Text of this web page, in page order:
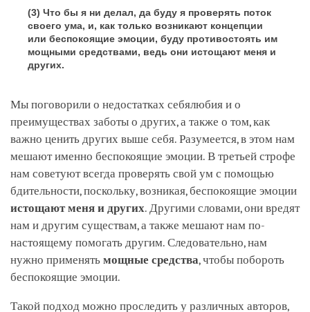
(3) Что бы я ни делал, да буду я проверять поток
своего ума, и, как только возникают концепции
или беспокоящие эмоции, буду противостоять им
мощными средствами, ведь они истощают меня и
других.
Мы поговорили о недостатках себялюбия и о
преимуществах заботы о других, а также о том, как
важно ценить других выше себя. Разумеется, в этом нам
мешают именно беспокоящие эмоции. В третьей строфе
нам советуют всегда проверять свой ум с помощью
бдительности, поскольку, возникая, беспокоящие эмоции
истощают меня и других. Другими словами, они вредят
нам и другим существам, а также мешают нам по-
настоящему помогать другим. Следовательно, нам
нужно применять мощные средства, чтобы побороть
беспокоящие эмоции.
Такой подход можно проследить у различных авторов,